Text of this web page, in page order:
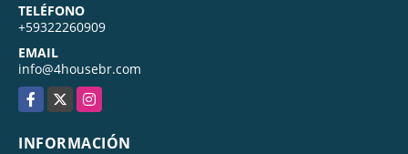
TELÉFONO
+59322260909
EMAIL
info@4housebr.com
Facebook
X Instagram
INFORMACIÓN